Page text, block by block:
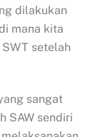
dilakukan
mana kita
setelah
sangat
SAW sendiri